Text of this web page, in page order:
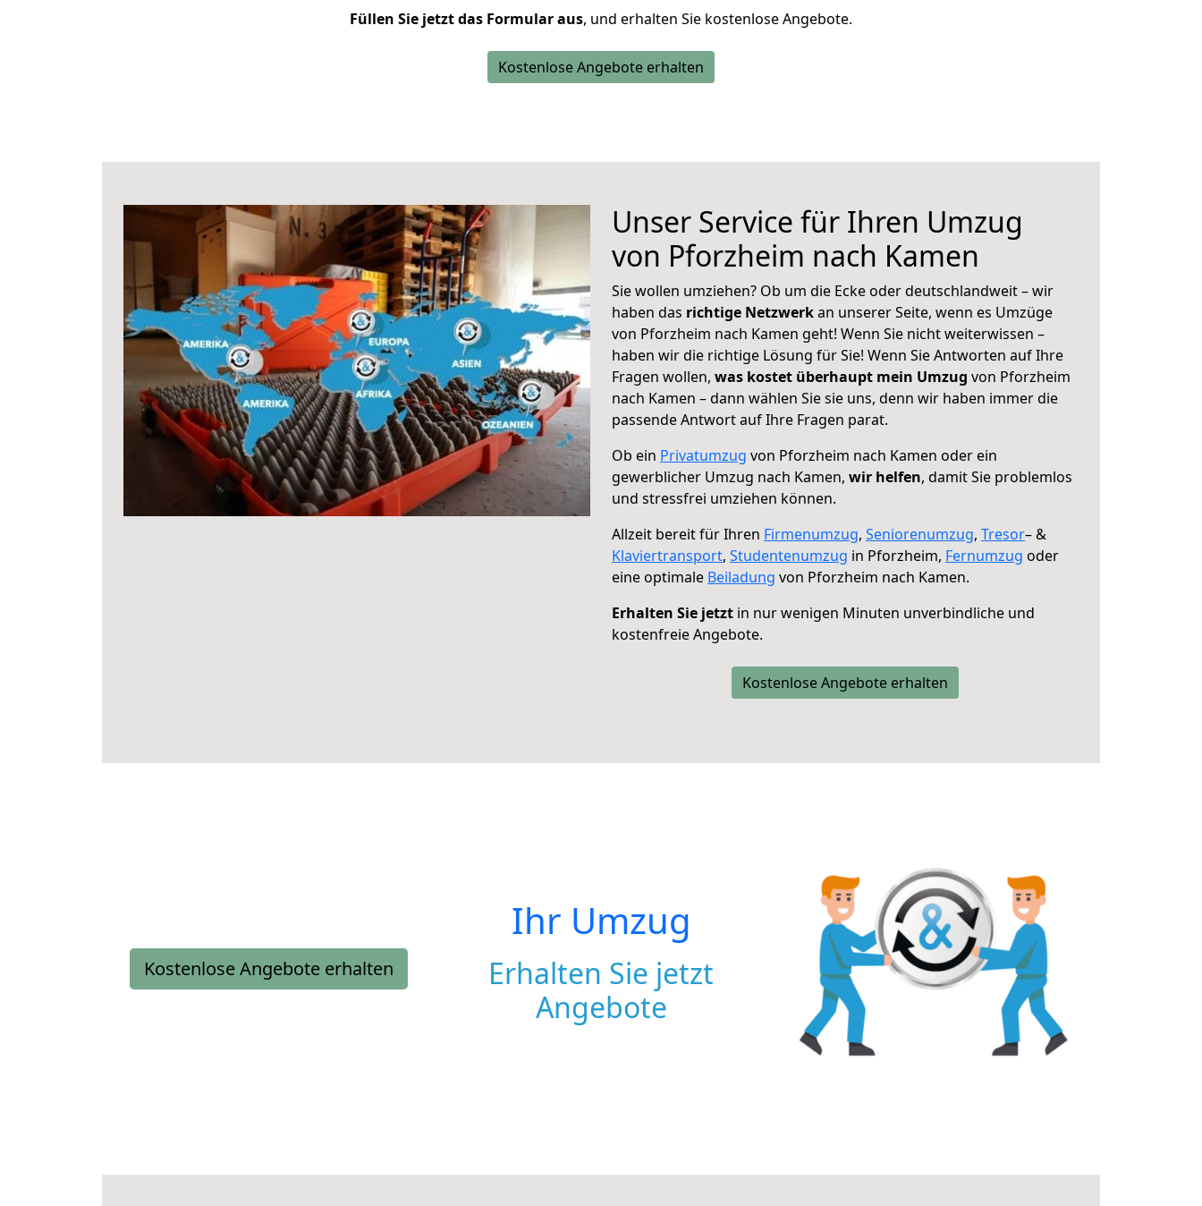
Füllen Sie jetzt das Formular aus, und erhalten Sie kostenlose Angebote.
Kostenlose Angebote erhalten
Unser Service für Ihren Umzug
von Pforzheim nach Kamen
Sie wollen umziehen? Ob um die Ecke oder deutschlandweit – wir
haben das richtige Netzwerkan unserer Seite, wenn es Umzüge
von Pforzheim nach Kamen geht! Wenn Sie nicht weiterwissen –
haben wir die richtige Lösung für Sie! Wenn Sie Antworten auf Ihre
Fragen wollen, was kostet überhaupt mein Umzug von Pforzheim
nach Kamen – dann wählen Sie sie uns, denn wir haben immer die
passende Antwort auf Ihre Fragen parat.
Ob ein Privatumzug von Pforzheim nach Kamen oder ein
gewerblicher Umzug nach Kamen, wir helfen, damit Sie problemlos
und stressfrei umziehen können.
Allzeit bereit für Ihren Firmenumzug, Seniorenumzug, Tresor– &
Klaviertransport, Studentenumzug in Pforzheim, Fernumzug oder
eine optimale Beiladung von Pforzheim nach Kamen.
Erhalten Sie jetzt in nur wenigen Minuten unverbindliche und
kostenfreie Angebote.
Kostenlose Angebote erhalten
Kostenlose Angebote erhalten
Ihr Umzug
Erhalten Sie jetzt
Angebote